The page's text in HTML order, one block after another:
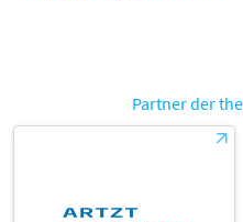
Partner der